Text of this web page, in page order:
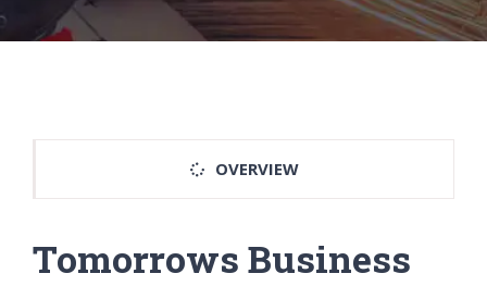
OVERVIEW
Tomorrows Business